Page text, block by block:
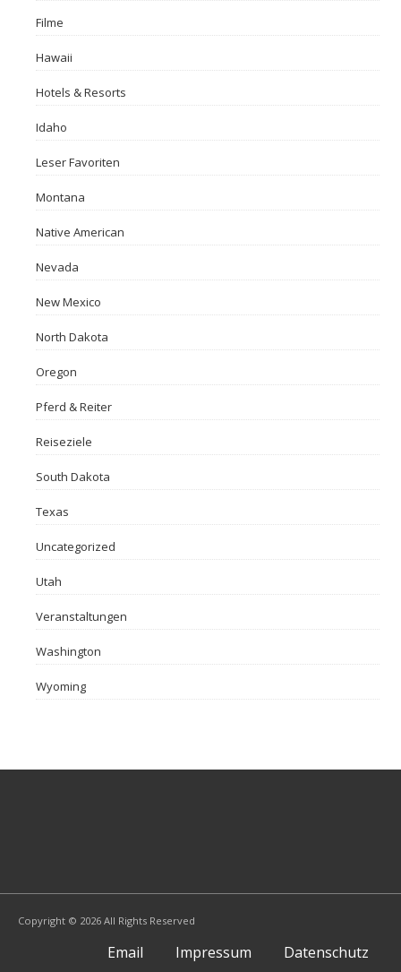
Filme
Hawaii
Hotels & Resorts
Idaho
Leser Favoriten
Montana
Native American
Nevada
New Mexico
North Dakota
Oregon
Pferd & Reiter
Reiseziele
South Dakota
Texas
Uncategorized
Utah
Veranstaltungen
Washington
Wyoming
Copyright © 2026 All Rights Reserved
Email Impressum Datenschutz